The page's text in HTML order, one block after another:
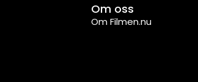
Om oss
Om Filmen.nu